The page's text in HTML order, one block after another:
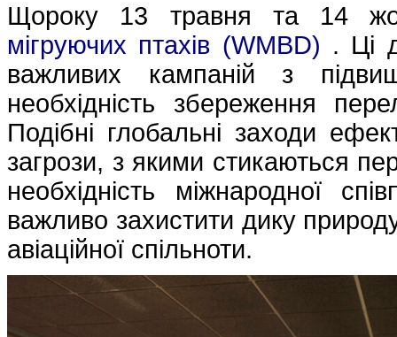
Щороку 13 травня та 14
мігруючих птахів (WMBD) . Ці
важливих кампаній з
необхідність збереження
Подібні глобальні заходи
загрози, з якими стикаються
необхідність міжнародної
важливо захистити дику
авіаційної спільноти.